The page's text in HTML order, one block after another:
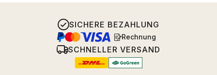
SICHERE BEZAHLUNG
Rechnung
SCHNELLER VERSAND